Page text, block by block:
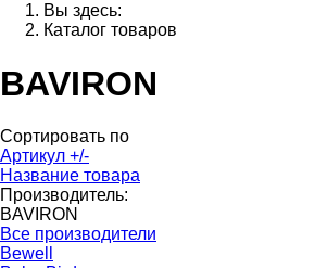
Вы здесь:
Каталог товаров
BAVIRON
Сортировать по
Артикул +/-
Название товара
Производитель:
BAVIRON
Все производители
Bewell